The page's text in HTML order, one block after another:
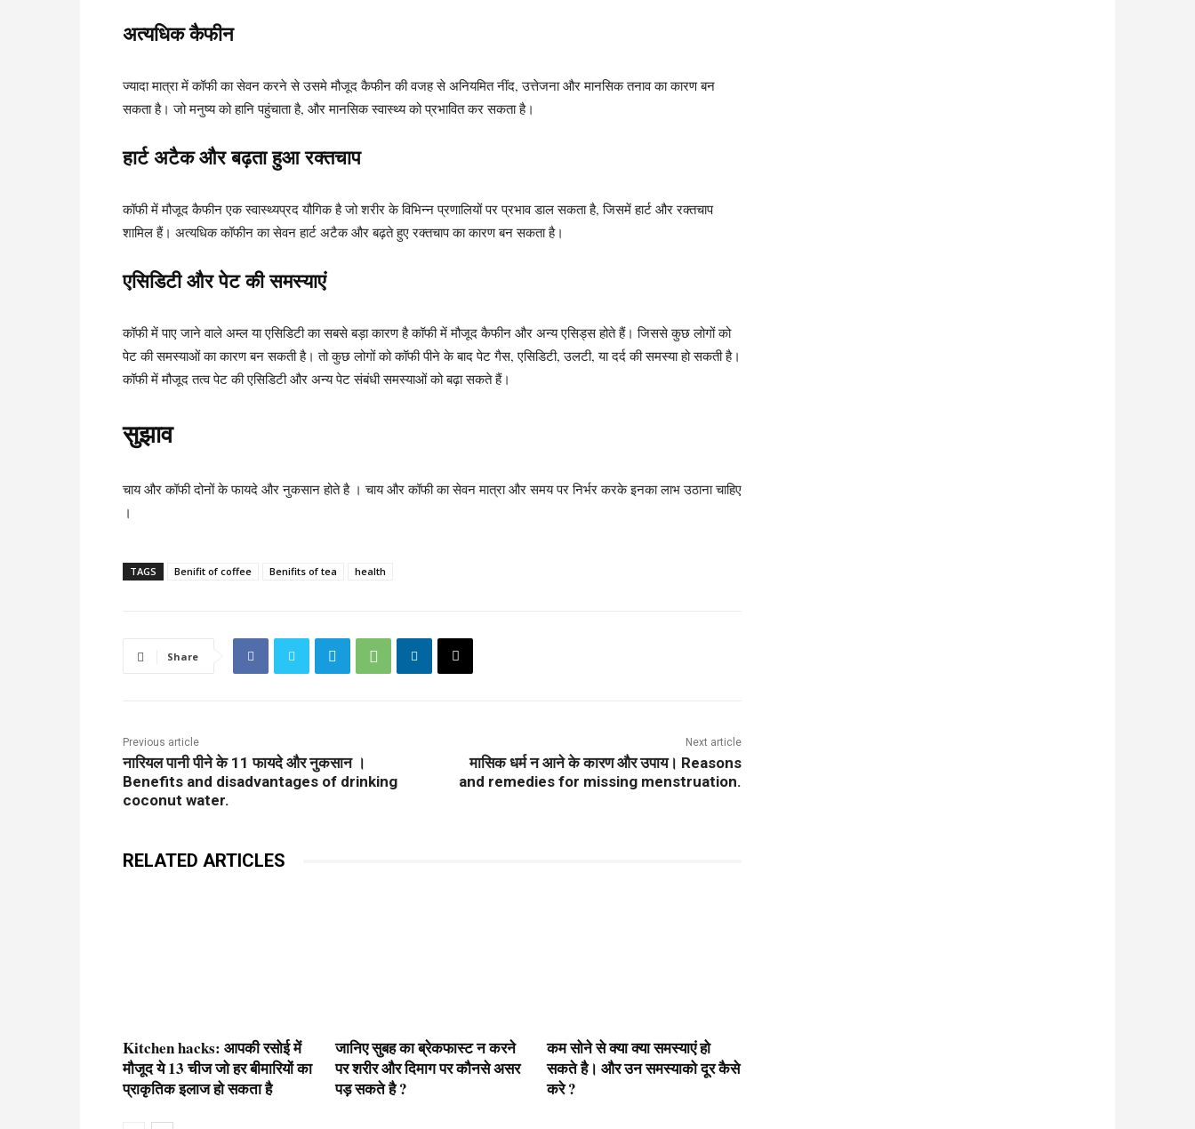
अत्यधिक कैफीन
ज्यादा मात्रा में कॉफी का सेवन करने से उसमे मौजूद कैफीन की वजह से अनियमित नींद, उत्तेजना और मानसिक तनाव का कारण बन
सकता है। जो मनुष्य को हानि पहुंचाता है, और मानसिक स्वास्थ्य को प्रभावित कर सकता है।
हार्ट अटैक और बढ़ता हुआ रक्तचाप
कॉफी में मौजूद कैफीन एक स्वास्थ्यप्रद यौगिक है जो शरीर के विभिन्न प्रणालियों पर प्रभाव डाल सकता है, जिसमें हार्ट और रक्तचाप
शामिल हैं। अत्यधिक कॉफीन का सेवन हार्ट अटैक और बढ़ते हुए रक्तचाप का कारण बन सकता है।
एसिडिटी और पेट की समस्याएं
कॉफी में पाए जाने वाले अम्ल या एसिडिटी का सबसे बड़ा कारण है कॉफी में मौजूद कैफीन और अन्य एसिड्स होते हैं। जिससे कुछ लोगों को
पेट की समस्याओं का कारण बन सकती है। तो कुछ लोगों को कॉफी पीने के बाद पेट गैस, एसिडिटी, उलटी, या दर्द की समस्या हो सकती है।
कॉफी में मौजूद तत्व पेट की एसिडिटी और अन्य पेट संबंधी समस्याओं को बढ़ा सकते हैं।
सुझाव
चाय और कॉफी दोनों के फायदे और नुकसान होते है । चाय और कॉफी का सेवन मात्रा और समय पर निर्भर करके इनका लाभ उठाना चाहिए
।
TAGS Benifit of coffee Benifits of tea health
Share
Previous article
नारियल पानी पीने के 11 फायदे और नुकसान ।
Benefits and disadvantages of drinking
coconut water.
Next article
मासिक धर्म न आने के कारण और उपाय। Reasons
and remedies for missing menstruation.
RELATED ARTICLES
Kitchen hacks: आपकी रसोई में
मौजूद ये 13 चीज जो हर बीमारियों का
प्राकृतिक इलाज हो सकता है
जानिए सुबह का ब्रेकफास्ट न करने
पर शरीर और दिमाग पर कौनसे असर
पड़ सकते है ?
कम सोने से क्या क्या समस्याएं हो
सकते है। और उन समस्याको दूर कैसे
करे ?